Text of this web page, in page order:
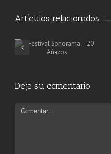
Artículos relacionados
Deje su comentario